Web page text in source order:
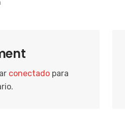
conectado para